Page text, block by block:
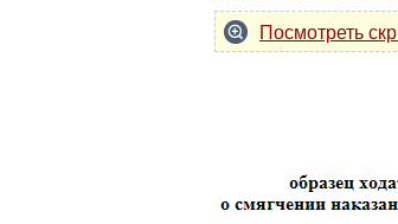
Посмотреть